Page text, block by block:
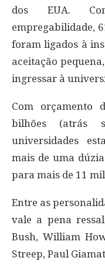
dos EUA.
empregabilidade,
foram ligados à
aceitação
ingressar à
Com orçamento
bilhões (atrás
universidades
mais de uma
para mais de 11
Entre as
vale a pena
Bush, William
Streep, Paul